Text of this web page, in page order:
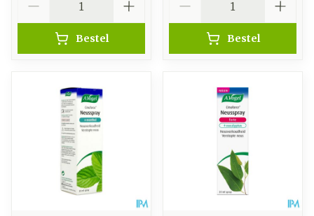
Bestel Bestel